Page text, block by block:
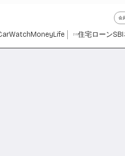
会
WatchMoneyLife PR住宅ローン